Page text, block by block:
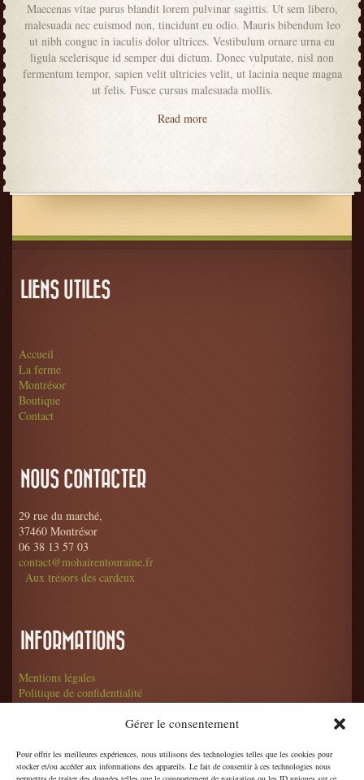
Gérer le consentement
Pour offrir les meilleures expériences, nous utilisons des technologies telles que les cookies pour
stocker et/ou accéder aux informations des appareils. Le fait de consentir à ces technologies nous
Maecenas vitae purus blandit lorem pulvinar sagittis. Ut sem libero,
malesuada nec euismod non, tincidunt eu odio. Mauris bibendum leo
ut nibh congue in iaculis dolor ultrices. Vestibulum ornare urna eu
ligula scelerisque id semper dui dictum. Donec vulputate, nisl non
fermentum tempor, sapien velit ultricies velit, ut lacinia neque magna
ut felis. Fusce cursus malesuada mollis.
Read more
LIENS UTILES
Accueil
La ferme
Montrésor
Boutique
Contact
NOUS CONTACTER
29 rue du marché,
37460 Montrésor
06 38 13 57 03
contact@mohairentouraine.fr
Aux trésors des cardeux
INFORMATIONS
Mentions légales
Politique de confidentialité
Conditions générales de vente